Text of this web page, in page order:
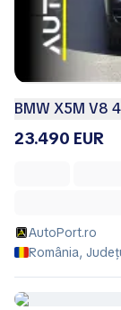
BMW X5M V8
23.490 EUR
AutoPort.ro
România,